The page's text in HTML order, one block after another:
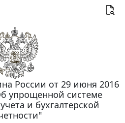
России от 29 июня 2016
упрощенной системе
и бухгалтерской